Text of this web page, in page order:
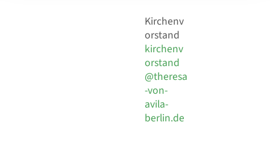
Kirchenv
orstand
kirchenv
orstand
@theresa
-von-
avila-
berlin.de